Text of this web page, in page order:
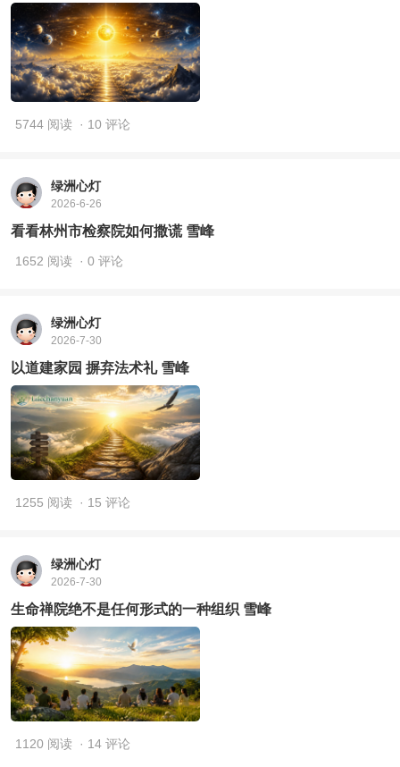
5744 阅读 · 10 评论
绿洲心灯
2026-6-26
看看林州市检察院如何撒谎 雪峰
1652 阅读 · 0 评论
绿洲心灯
2026-7-30
以道建家园 摒弃法术礼 雪峰
1255 阅读 · 15 评论
绿洲心灯
2026-7-30
生命禅院绝不是任何形式的一种组织 雪峰
1120 阅读 · 14 评论